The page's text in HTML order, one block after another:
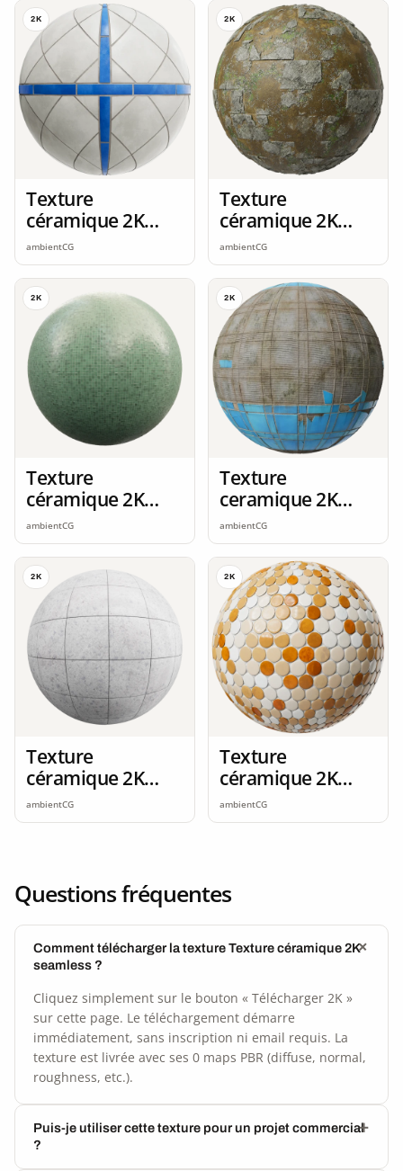
2K
Texture
céramique 2K
seamless
ambientCG
2K
Texture
céramique 2K
seamless
ambientCG
2K
Texture
céramique 2K
seamless
ambientCG
2K
Texture
ceramique 2K
seamless
ambientCG
2K
Texture
céramique 2K
seamless
ambientCG
2K
Texture
céramique 2K
seamless
ambientCG
Questions fréquentes
Comment télécharger la texture Texture céramique 2K
seamless ?
Cliquez simplement sur le bouton « Télécharger 2K »
sur cette page. Le téléchargement démarre
immédiatement, sans inscription ni email requis. La
texture est livrée avec ses 0 maps PBR (diffuse, normal,
roughness, etc.).
Puis-je utiliser cette texture pour un projet commercial
?